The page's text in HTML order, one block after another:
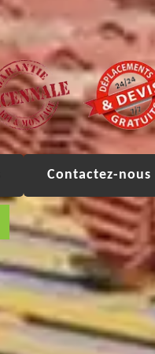
Contactez-nous